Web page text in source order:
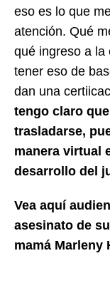
eso es lo que
atención. Qué
qué ingreso a la
tener eso de
dan una
tengo claro
trasladarse,
manera virtual
desarrollo del
Vea aquí
asesinato de
mamá Marleny